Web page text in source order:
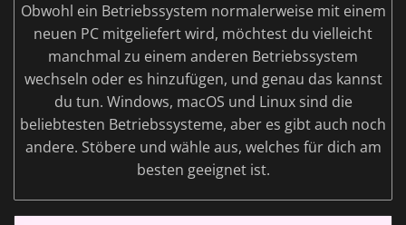
Obwohl ein Betriebssystem normalerweise mit einem
neuen PC mitgeliefert wird, möchtest du vielleicht
manchmal zu einem anderen Betriebssystem
wechseln oder es hinzufügen, und genau das kannst
du tun. Windows, macOS und Linux sind die
beliebtesten Betriebssysteme, aber es gibt auch noch
andere. Stöbere und wähle aus, welches für dich am
besten geeignet ist.